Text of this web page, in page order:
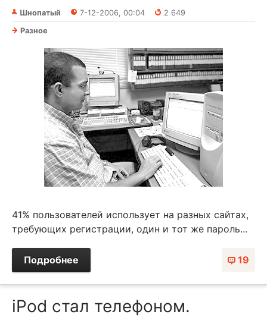
Шнопатый 7-12-2006, 00:04
2 649
Разное
41% пользователей использует на разных сайтах,
требующих регистрации, один и тот же пароль...
19
Подробнее
iPod стал телефоном.